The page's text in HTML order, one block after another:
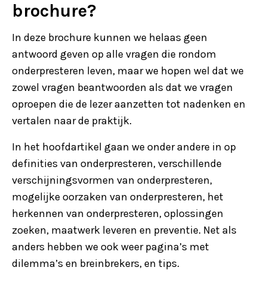
brochure?
In deze brochure kunnen we helaas geen
antwoord geven op alle vragen die rondom
onderpresteren leven, maar we hopen wel dat we
zowel vragen beantwoorden als dat we vragen
oproepen die de lezer aanzetten tot nadenken en
vertalen naar de praktijk.
In het hoofdartikel gaan we onder andere in op
definities van onderpresteren, verschillende
verschijningsvormen van onderpresteren,
mogelijke oorzaken van onderpresteren, het
herkennen van onderpresteren, oplossingen
zoeken, maatwerk leveren en preventie. Net als
anders hebben we ook weer pagina’s met
dilemma’s en breinbrekers, en tips.